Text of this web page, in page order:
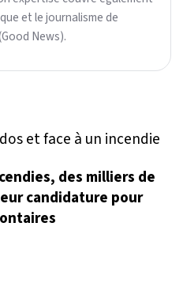
et le journalisme de
News).
des milliers de
candidature pour